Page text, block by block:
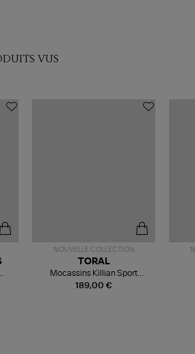
VUS
NOUVELLE COLLECTION
189,00 €
TORAL
Mocassins Killian Sport
Mousse